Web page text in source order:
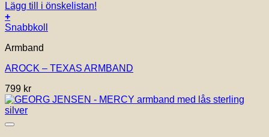
Lägg till i önskelistan!
+
Snabbkoll
Armband
AROCK – TEXAS ARMBAND
799 kr